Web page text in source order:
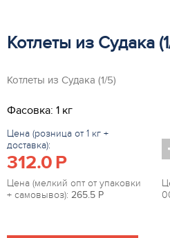
Котлеты из Судака
Котлеты из Судака (1/5)
Фасовка: 1 кг
Цена (розница от 1 кг +
доставка):
312.0P
Цена (мелкий опт от упаковки
+ самовывоз): 265.5 P